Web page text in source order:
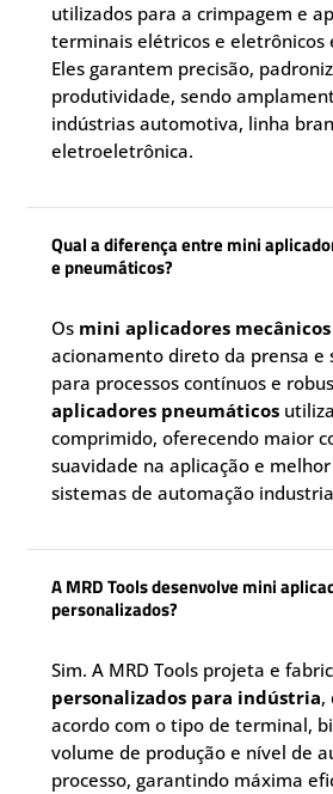
utilizados para a crimpagem e
terminais elétricos e eletrônicos
Eles garantem precisão,
produtividade, sendo
indústrias automotiva, linha
eletroeletrônica.
Qual a diferença entre mini
e pneumáticos?
Os mini aplicadores mecânicos
acionamento direto da prensa e
para processos contínuos e
aplicadores pneumáticos
comprimido, oferecendo maior
suavidade na aplicação e
sistemas de automação
A MRD Tools desenvolve mini
personalizados?
Sim. A MRD Tools projeta e
personalizados para indústria,
acordo com o tipo de terminal,
volume de produção e nível de
processo, garantindo máxima